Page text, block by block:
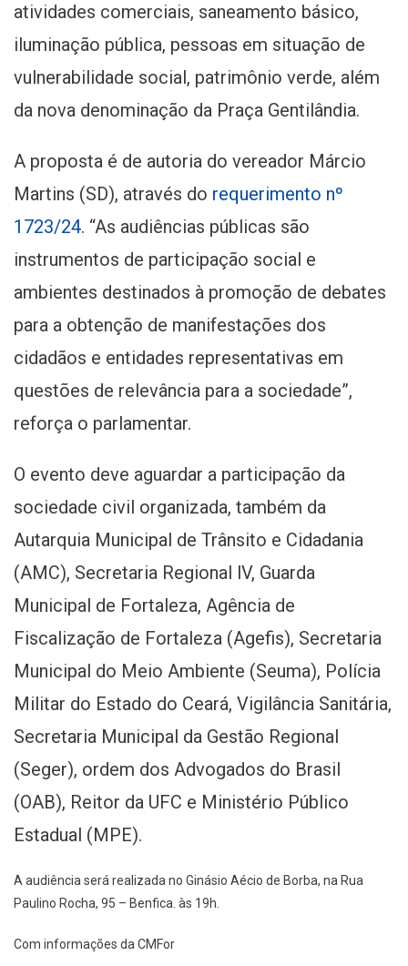
atividades comerciais, saneamento básico,
iluminação pública, pessoas em situação de
vulnerabilidade social, patrimônio verde, além
da nova denominação da Praça Gentilândia.
A proposta é de autoria do vereador Márcio
Martins (SD), através do requerimento nº
1723/24. “As audiências públicas são
instrumentos de participação social e
ambientes destinados à promoção de debates
para a obtenção de manifestações dos
cidadãos e entidades representativas em
questões de relevância para a sociedade”,
reforça o parlamentar.
O evento deve aguardar a participação da
sociedade civil organizada, também da
Autarquia Municipal de Trânsito e Cidadania
(AMC), Secretaria Regional lV, Guarda
Municipal de Fortaleza, Agência de
Fiscalização de Fortaleza (Agefis), Secretaria
Municipal do Meio Ambiente (Seuma), Polícia
Militar do Estado do Ceará, Vigilância Sanitária,
Secretaria Municipal da Gestão Regional
(Seger), ordem dos Advogados do Brasil
(OAB), Reitor da UFC e Ministério Público
Estadual (MPE).
A audiência será realizada no Ginásio Aécio de Borba, na Rua
Paulino Rocha, 95 – Benfica. às 19h.
Com informações da CMFor